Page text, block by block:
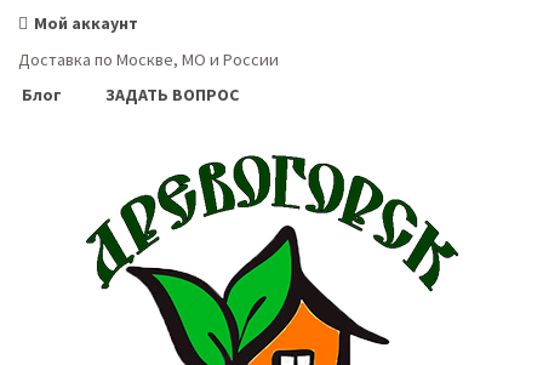
Мой аккаунт
Доставка по Москве, МО и России
Блог
ЗАДАТЬ ВОПРОС